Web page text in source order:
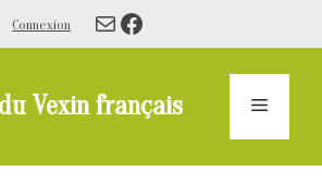
Connexion E-mailFacebook
Vexin français Menu